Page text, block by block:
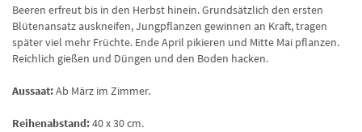
Beeren erfreut bis in den Herbst hinein. Grundsätzlich den ersten
Blütenansatz auskneifen, Jungpflanzen gewinnen an Kraft, tragen
später viel mehr Früchte. Ende April pikieren und Mitte Mai pflanzen.
Reichlich gießen und Düngen und den Boden hacken.
Aussaat:Ab März im Zimmer.
Reihenabstand:40 x 30 cm.